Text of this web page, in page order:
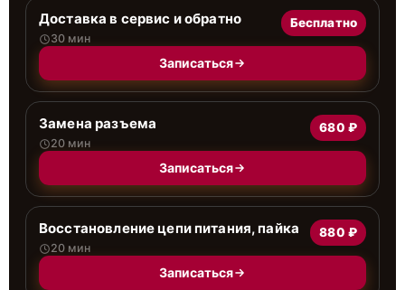
Доставка в сервис и обратно
30 мин
Бесплатно
Записаться
Замена разъема
20 мин
680 ₽
Записаться
Восстановление цепи питания, пайка
20 мин
880 ₽
Записаться